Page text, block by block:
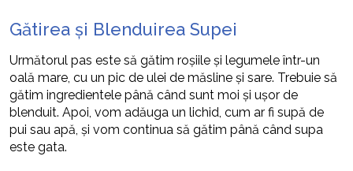
Gătirea și Blenduirea Supei
Următorul pas este să gătim roșiile și legumele într-un
oală mare, cu un pic de ulei de măsline și sare. Trebuie să
gătim ingredientele până când sunt moi și ușor de
blenduit. Apoi, vom adăuga un lichid, cum ar fi supă de
pui sau apă, și vom continua să gătim până când supa
este gata.